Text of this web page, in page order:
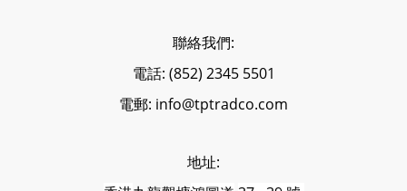
聯絡我們:
電話: (852) 2345 5501
電郵: info@tptradco.com
地址: